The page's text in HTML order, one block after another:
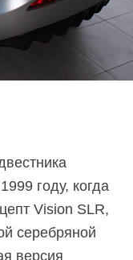
году, когда
Vision SLR,
серебряной
версия